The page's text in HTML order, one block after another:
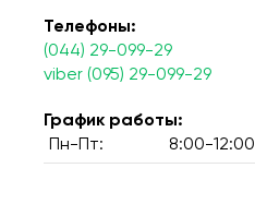
Телефоны:
(044) 29-099-29
viber (095) 29-099-29
График работы:
Пн-Пт:
8:00-12:00